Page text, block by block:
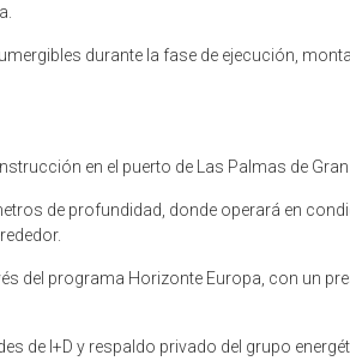
durante la fase de ejecución,
en el puerto de Las Palmas de
de profundidad, donde operará en
del programa Horizonte Europa, con un
de I+D y respaldo privado del grupo